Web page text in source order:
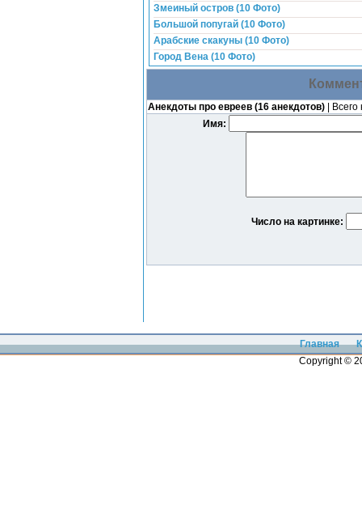
Змеиный остров (10 Фото)
Большой попугай (10 Фото)
Арабские скакуны (10 Фото)
Город Вена (10 Фото)
Анекдоты про евреев (16 анекдотов) |
Имя:
Число на картинке:
Главная
Copyright ©